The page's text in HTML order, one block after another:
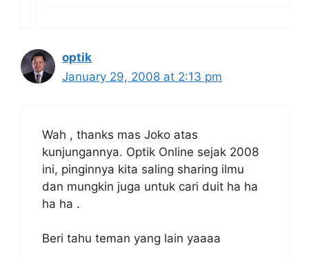
optik
January 29, 2008 at 2:13 pm
Wah , thanks mas Joko atas
kunjungannya. Optik Online sejak 2008
ini, pinginnya kita saling sharing ilmu
dan mungkin juga untuk cari duit ha ha
ha ha .
Beri tahu teman yang lain yaaaa